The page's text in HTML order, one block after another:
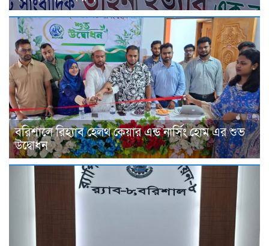
বরিশালে রিহ্যাব হেলথ কেয়ার এন্ড নার্সিং হোম এর শুভ
উদ্বোধন